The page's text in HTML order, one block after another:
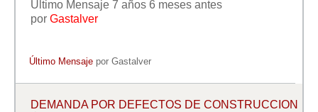
Último Mensaje 7 años 6 meses antes
por Gastalver
Último Mensaje porGastalver
DEMANDA POR DEFECTOS DE CONSTRUCCION